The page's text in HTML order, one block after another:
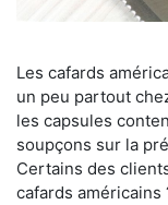
Les cafards
un peu partout
les capsules
soupçons sur la
Certains des
cafards américains